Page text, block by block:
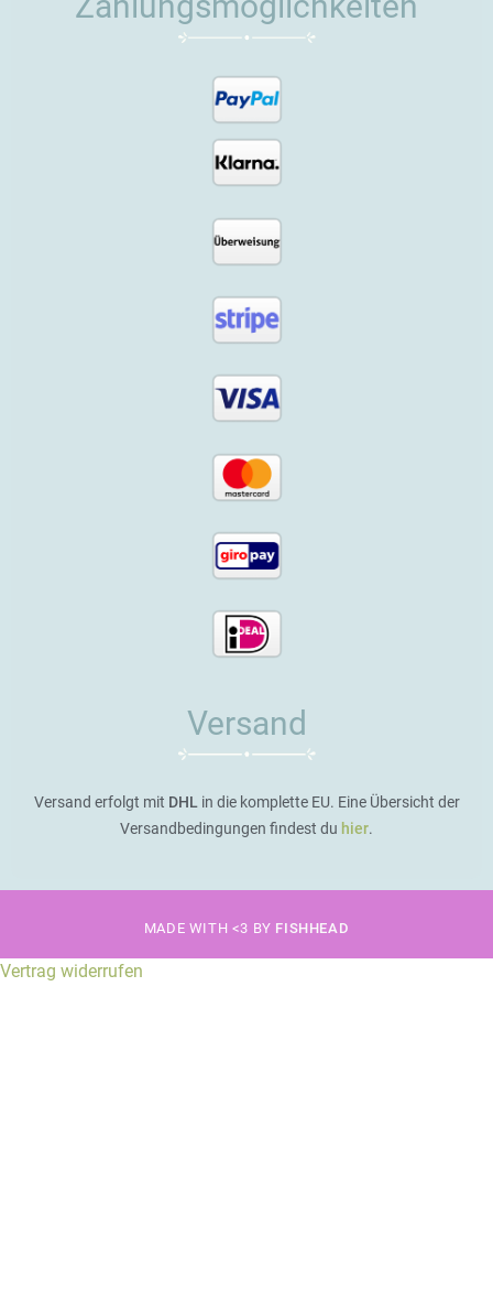
Versand
Versand erfolgt mit DHL in die komplette EU. Eine Übersicht der
Versandbedingungen findest du hier.
MADE WITH <3 BY FISHHEAD
Vertrag widerrufen